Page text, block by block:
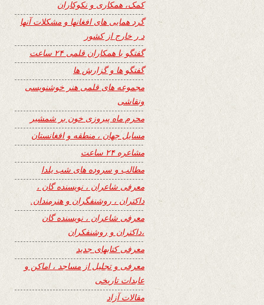
کمک، همکاری و نکوکاران
گرد همایی های افغانها و مشکلات آنها
د ر خارج از کشور
گفتگو با همکاران قلمی ۲۴ ساعت
گفتگو ها و گزارش ها
مجموعه های قلمی هنر خوشنویسی
ونقاشی
محرم ماه پیروزی خون بر شمشیر
مسایل جهان ، منطقه و افغانستان
مشاعره ۲۴ ساعت
مطالب و سروده های شب یلدا
معرفی شاعران ، نویسنده گان ،
داکتران ، روشنفگران و هنرمندان.
معرفی شاعران ، نویسنده گان
،داکتران و روشنفکران
معرفی کتابهای جدید
معرفی و تجلیل از مساجد ، اماکن و
عابدات تاریخی
مقالات آزاد